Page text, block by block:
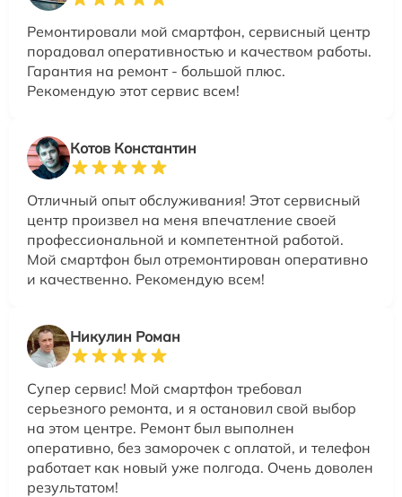
Ремонтировали мой смартфон, сервисный центр
порадовал оперативностью и качеством работы.
Гарантия на ремонт - большой плюс.
Рекомендую этот сервис всем!
Котов Константин
Отличный опыт обслуживания! Этот сервисный
центр произвел на меня впечатление своей
профессиональной и компетентной работой.
Мой смартфон был отремонтирован оперативно
и качественно. Рекомендую всем!
Никулин Роман
Супер сервис! Мой смартфон требовал
серьезного ремонта, и я остановил свой выбор
на этом центре. Ремонт был выполнен
оперативно, без заморочек с оплатой, и телефон
работает как новый уже полгода. Очень доволен
результатом!